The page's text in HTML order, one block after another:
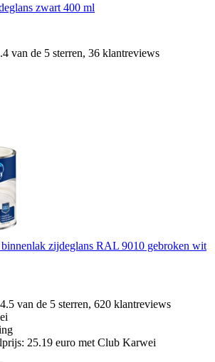
zwart 400 ml
van de 5 sterren, 36 klantreviews
zijdeglans RAL 9010 gebroken wit
van de 5 sterren, 620 klantreviews
25.19 euro met Club Karwei